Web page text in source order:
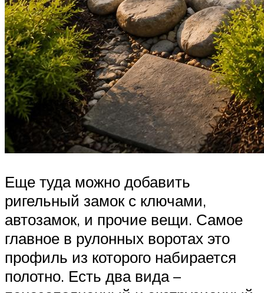
Еще туда можно добавить
ригельный замок с ключами,
автозамок, и прочие вещи. Самое
главное в рулонных воротах это
профиль из которого набирается
полотно. Есть два вида –